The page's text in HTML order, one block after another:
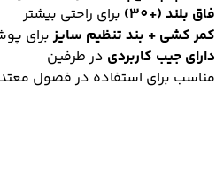
فاق بلند (+30)
برای راحتی بیشتر
کمر کشی + بند تنظیم سایزبرای
دارای جیب کاربردی در طرفین
مناسب برای استفاده در فصول